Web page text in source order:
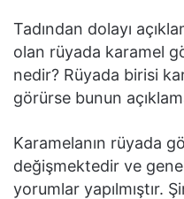
Tadından dolayı
olan rüyada karamel
nedir? Rüyada birisi
görürse bunun
Karamelanın rüyada
değişmektedir ve
yorumlar yapılmıştır.